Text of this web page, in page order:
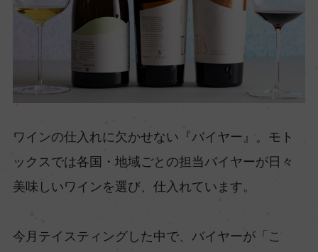
ワインの仕入れに欠かせない『バイヤー』。モト
ックスでは各国・地域ごとの担当バイヤーが日々
美味しいワインを選び、仕入れています。
今月テイスティングした中で、バイヤーが「こ